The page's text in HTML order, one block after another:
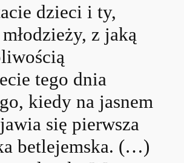
dzieci i ty,
z jaką
tego dnia
kiedy na jasnem
się pierwsza
betlejemska. (…)